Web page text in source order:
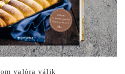
valóra válik